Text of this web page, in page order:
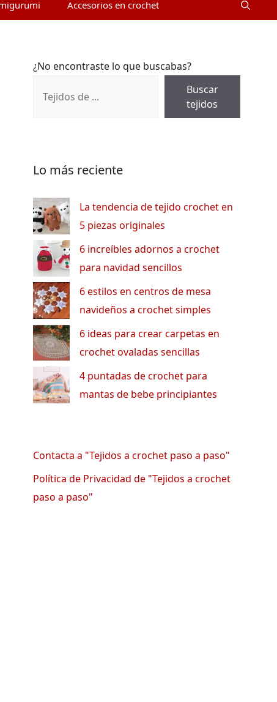
Accesorios en crochet
¿No encontraste lo que buscabas?
Buscar
tejidos
Lo más reciente
La tendencia de tejido crochet en
5 piezas originales
6 increíbles adornos a crochet
para navidad sencillos
6 estilos en centros de mesa
navideños a crochet simples
6 ideas para crear carpetas en
crochet ovaladas sencillas
4 puntadas de crochet para
mantas de bebe principiantes
Contacta a "Tejidos a crochet paso a paso"
Política de Privacidad de "Tejidos a crochet
paso a paso"